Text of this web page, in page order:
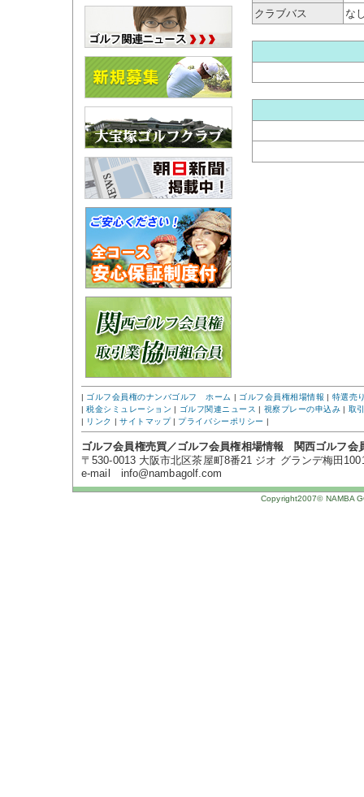
クラブバス
な
| ゴルフ会員権のナンバゴルフ ホーム | ゴルフ会員権相場情報 | 特選売
|税金シミュレーション | ゴルフ関連ニュース | 視察プレーの申込み | 取
| リンク |サイトマップ| プライバシーポリシー |
ゴルフ会員権売買／ゴルフ会員権相場情報 関西ゴルフ
〒530-0013 大阪市北区茶屋町8番21 ジオ グランデ梅田
e-mail info@nambagolf.com
Copyright2007© NAMBA